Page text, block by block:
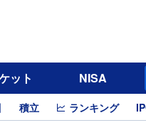
ット NISA
積立 ランキング